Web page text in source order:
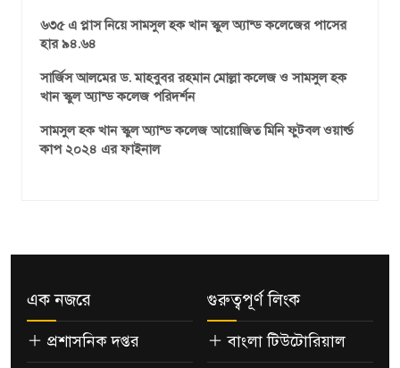
৬৩৫ এ প্লাস নিয়ে সামসুল হক খান স্কুল অ্যান্ড কলেজের পাসের
হার ৯৪.৬৪
সার্জিস আলমের ড. মাহবুবর রহমান মোল্লা কলেজ ও সামসুল হক
খান স্কুল অ্যান্ড কলেজ পরিদর্শন
সামসুল হক খান স্কুল অ্যান্ড কলেজ আয়োজিত মিনি ফুটবল ওয়ার্ল্ড
কাপ ২০২৪ এর ফাইনাল
এক নজরে
প্রশাসনিক দপ্তর
গুরুত্বপূর্ণ লিংক
বাংলা টিউটোরিয়াল